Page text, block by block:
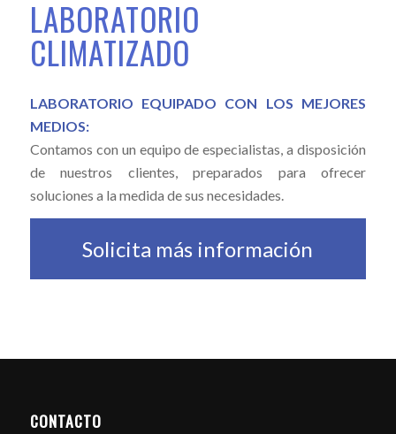
LABORATORIO
CLIMATIZADO
LABORATORIO EQUIPADO CON LOS MEJORES
MEDIOS:
Contamos con un equipo de especialistas, a disposición
de nuestros clientes, preparados para ofrecer
soluciones a la medida de sus necesidades.
Solicita más información
CONTACTO